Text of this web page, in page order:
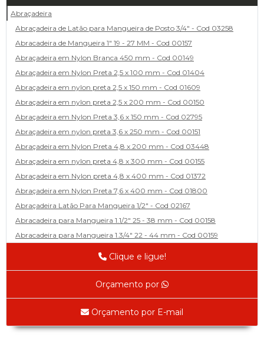
Abraçadeira
Abraçadeira de Latão para Mangueira de Posto 3/4" - Cod 03258
Abracadeira de Mangueira 1" 19 - 27 MM - Cod 00157
Abraçadeira em Nylon Branca 450 mm - Cod 00149
Abraçadeira em Nylon Preta 2,5 x 100 mm - Cod 01404
Abraçadeira em nylon preta 2,5 x 150 mm - Cod 01609
Abraçadeira em nylon preta 2,5 x 200 mm - Cod 00150
Abraçadeira em Nylon Preta 3,6 x 150 mm - Cod 02795
Abraçadeira em nylon preta 3,6 x 250 mm - Cod 00151
Abraçadeira em Nylon Preta 4,8 x 200 mm - Cod 03448
Abraçadeira em nylon preta 4,8 x 300 mm - Cod 00155
Abraçadeira em Nylon preta 4,8 x 400 mm - Cod 01372
Abraçadeira em Nylon Preta 7,6 x 400 mm - Cod 01800
Abraçadeira Latão Para Mangueira 1/2" - Cod 02167
Abracadeira para Mangueira 1.1/2" 25 - 38 mm - Cod 00158
Abracadeira para Mangueira 1.3/4" 22 - 44 mm - Cod 00159
Abracadeira para Mangueira 1/2' 14 - 22 - Cod 02585
Abracadeira para Mangueira 2" 44 - 57 - Cod 02471
Abracadeira para Mangueira 3' 70 - 89 - Cod 02588
Abracadeira para Mangueira 3/8" 13 - 19 - Cod 02169
Clique e ligue!
Orçamento por
Orçamento por E-mail